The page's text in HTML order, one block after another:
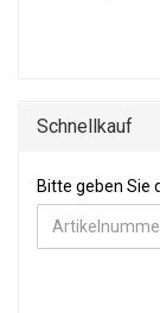
Schnellkauf
BITTE GEBEN
Bitte geben Sie